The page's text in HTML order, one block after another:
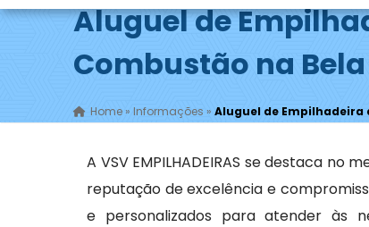
Aluguel de
Combustão na
Home »Informações »Aluguel de Empilhadeira
A VSV EMPILHADEIRAS se destaca no
reputação de excelência e
e personalizados para atender às